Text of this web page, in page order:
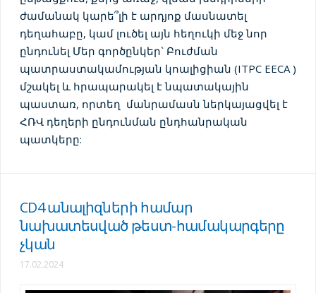
ժամանակ կարե՞լի է արդյոք մասնատել
դեղահաբը, կամ լուծել այն հեղուկի մեջ նոր
ընդունել Մեր գործընկեր` Բուժման
պատրաստակամության կոալիցիան (ITPC EECA )
մշակել և հրապարակել է նպատակային
պաստառ, որտեղ մանրամասն ներկայացվել է
ՀՌՎ դեղերի ընդունման ընդհանրական
պատկերը:
CD4 անալիզների համար
նախատեսված թեստ-համակարգերը
չկան
17.02.2024